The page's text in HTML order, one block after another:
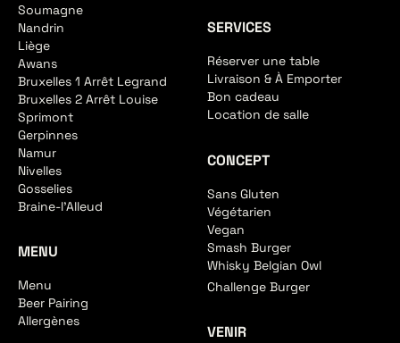
Soumagne
Nandrin
Liège
Awans
Bruxelles 1 Arrêt Legrand
Bruxelles 2 Arrêt Louise
Sprimont
Gerpinnes
Namur
Nivelles
Gosselies
Braine-l'Alleud
MENU
Menu
Beer Pairing
Allergènes
SERVICES
Réserver une table
Livraison & À Emporter
Bon cadeau
Location de salle
CONCEPT
Sans Gluten
Végétarien
Vegan
Smash Burger
Whisky Belgian Owl
Challenge Burger
VENIR